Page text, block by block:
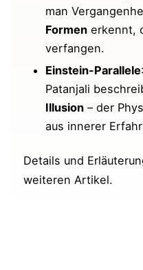
Siehe auch
Zusammenfassung
Ergänzungen und
Videos zu Sutra
Beliebt & gut
Yogasutra
man
Formen erkennt,
verfangen.
Einstein-Parallele
Patanjali
Illusion – der
aus innerer
Details und
weiteren Artikel.